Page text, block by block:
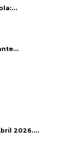
2026....